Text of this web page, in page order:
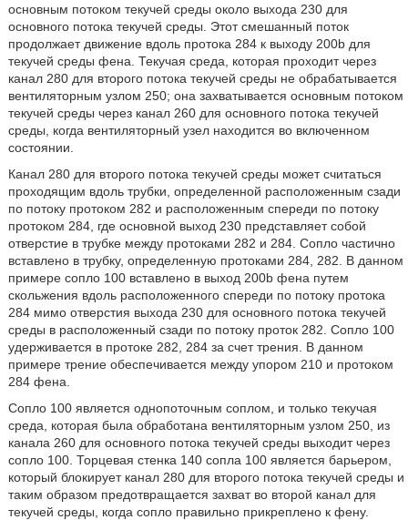
основным потоком текучей среды около выхода 230 для
основного потока текучей среды. Этот смешанный поток
продолжает движение вдоль протока 284 к выходу 200b для
текучей среды фена. Текучая среда, которая проходит через
канал 280 для второго потока текучей среды не обрабатывается
вентиляторным узлом 250; она захватывается основным потоком
текучей среды через канал 260 для основного потока текучей
среды, когда вентиляторный узел находится во включенном
состоянии.
Канал 280 для второго потока текучей среды может считаться
проходящим вдоль трубки, определенной расположенным сзади
по потоку протоком 282 и расположенным спереди по потоку
протоком 284, где основной выход 230 представляет собой
отверстие в трубке между протоками 282 и 284. Сопло частично
вставлено в трубку, определенную протоками 284, 282. В данном
примере сопло 100 вставлено в выход 200b фена путем
скольжения вдоль расположенного спереди по потоку протока
284 мимо отверстия выхода 230 для основного потока текучей
среды в расположенный сзади по потоку проток 282. Сопло 100
удерживается в протоке 282, 284 за счет трения. В данном
примере трение обеспечивается между упором 210 и протоком
284 фена.
Сопло 100 является однопоточным соплом, и только текучая
среда, которая была обработана вентиляторным узлом 250, из
канала 260 для основного потока текучей среды выходит через
сопло 100. Торцевая стенка 140 сопла 100 является барьером,
который блокирует канал 280 для второго потока текучей среды и
таким образом предотвращается захват во второй канал для
текучей среды, когда сопло правильно прикреплено к фену.